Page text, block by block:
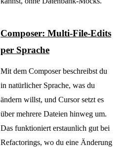
Composer: Multi-File-Edits
per Sprache
Mit dem Composer beschreibst du
in natürlicher Sprache, was du
ändern willst, und Cursor setzt es
über mehrere Dateien hinweg um.
Das funktioniert erstaunlich gut bei
Refactorings, wo du eine Änderung